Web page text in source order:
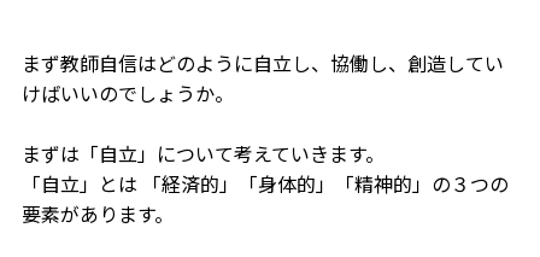
まず教師自信はどのように自立し、協働し、創造してい
けばいいのでしょうか。
まずは「自立」について考えていきます。
「自立」とは 「経済的」「身体的」「精神的」の３つの
要素があります。